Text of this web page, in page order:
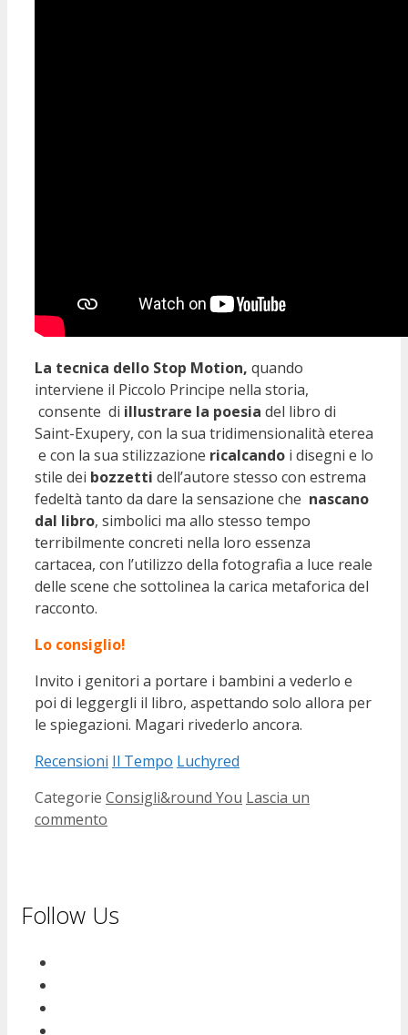
La tecnica dello Stop Motion, quando
interviene il Piccolo Principe nella storia,
consente di illustrare la poesia del libro di
Saint-Exupery, con la sua tridimensionalità eterea
e con la sua stilizzazione ricalcando i disegni e lo
stile dei bozzetti dell’autore stesso con estrema
fedeltà tanto da dare la sensazione che nascano
dal libro, simbolici ma allo stesso tempo
terribilmente concreti nella loro essenza
cartacea, con l’utilizzo della fotografia a luce reale
delle scene che sottolinea la carica metaforica del
racconto.
Lo consiglio!
Invito i genitori a portare i bambini a vederlo e
poi di leggergli il libro, aspettando solo allora per
le spiegazioni. Magari rivederlo ancora.
Recensioni Il Tempo Luchyred
Categorie Consigli&round You Lascia un
commento
Follow Us